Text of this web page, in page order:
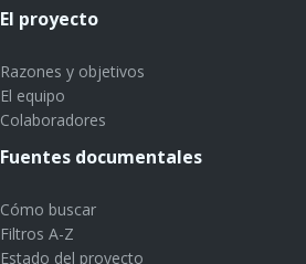
El proyecto
Razones y objetivos
El equipo
Colaboradores
Fuentes documentales
Cómo buscar
Filtros A-Z
Estado del proyecto